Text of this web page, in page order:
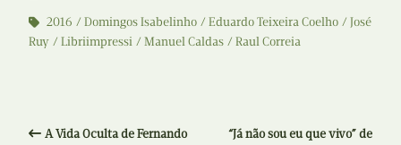
2016
Domingos Isabelinho Eduardo Teixeira Coelho
José
Ruy
Libriimpressi Manuel Caldas Raul Correia
A Vida Oculta de Fernando
“Já não sou eu que vivo” de